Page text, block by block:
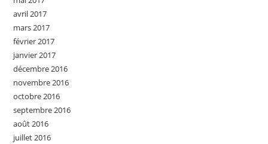
avril 2017
mars 2017
février 2017
janvier 2017
décembre 2016
novembre 2016
octobre 2016
septembre 2016
août 2016
juillet 2016